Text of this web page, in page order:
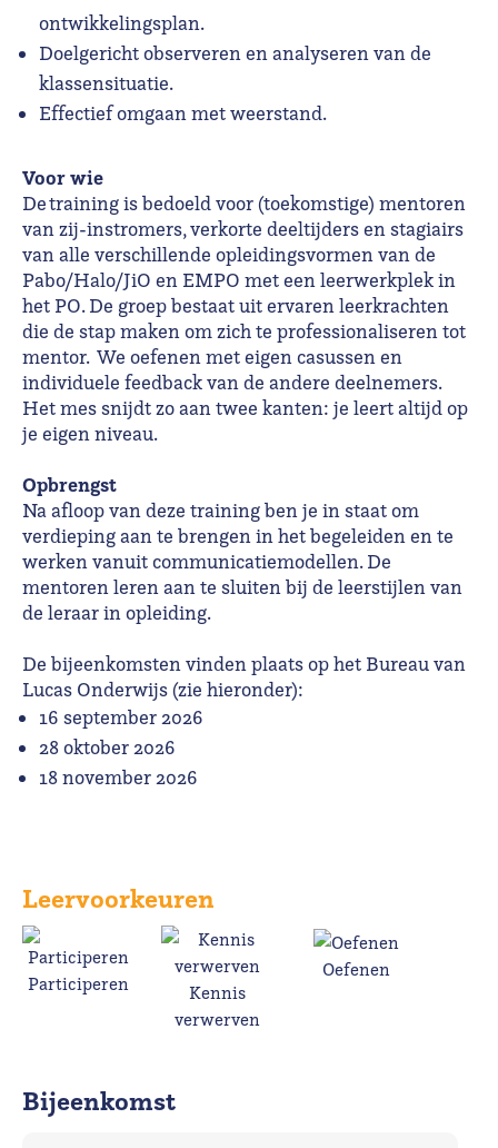
ontwikkelingsplan.
Doelgericht observeren en analyseren van de
klassensituatie.
Effectief omgaan met weerstand.
Voor wie
De training is bedoeld voor (toekomstige) mentoren
van zij-instromers, verkorte deeltijders en stagiairs
van alle verschillende opleidingsvormen van de
Pabo/Halo/JiO en EMPO met een leerwerkplek in
het PO. De groep bestaat uit ervaren leerkrachten
die de stap maken om zich te professionaliseren tot
mentor. We oefenen met eigen casussen en
individuele feedback van de andere deelnemers.
Het mes snijdt zo aan twee kanten: je leert altijd op
je eigen niveau.
Opbrengst
Na afloop van deze training ben je in staat om
verdieping aan te brengen in het begeleiden en te
werken vanuit communicatiemodellen. De
mentoren leren aan te sluiten bij de leerstijlen van
de leraar in opleiding.
De bijeenkomsten vinden plaats op het Bureau van
Lucas Onderwijs (zie hieronder):
16 september 2026
28 oktober 2026
18 november 2026
Leervoorkeuren
Participeren
Kennis
verwerven
Oefenen
Bijeenkomst